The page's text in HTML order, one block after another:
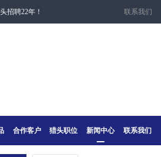
招聘22年！ 联系我们
合作客户 猎头职位 新闻中心 联系我们